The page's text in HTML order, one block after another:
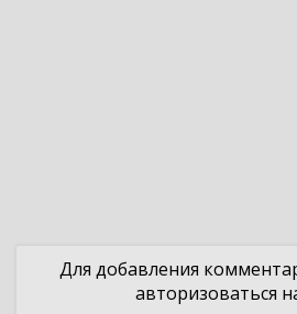
Для добавления
авторизоваться